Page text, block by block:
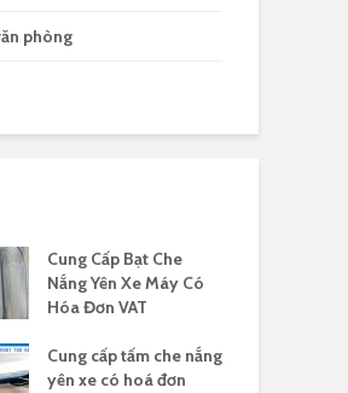
phòng
Cung Cấp Bạt Che
Nắng Yên Xe Máy Có
Hóa Đơn VAT
Cung cấp tấm che nắng
yên xe có hoá đơn